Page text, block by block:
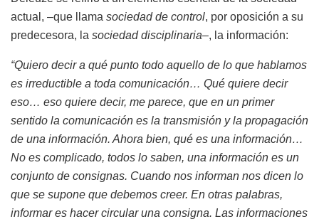
actual, –que llama sociedad de control, por oposición a su
predecesora, la sociedad disciplinaria–, la información:
“Quiero decir a qué punto todo aquello de lo que hablamos
es irreductible a toda comunicación… Qué quiere decir
eso… eso quiere decir, me parece, que en un primer
sentido la comunicación es la transmisión y la propagación
de una información. Ahora bien, qué es una información…
No es complicado, todos lo saben, una información es un
conjunto de consignas. Cuando nos informan nos dicen lo
que se supone que debemos creer. En otras palabras,
informar es hacer circular una consigna. Las informaciones